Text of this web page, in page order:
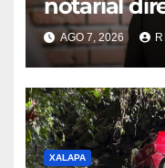
notarial
AGO 7, 2026
XALAPA